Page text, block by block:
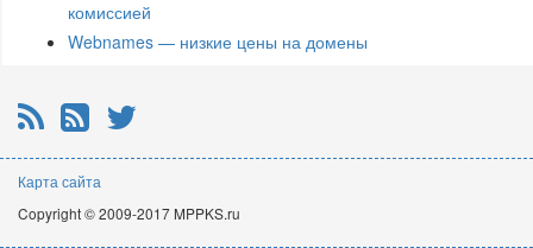
комиссией
Webnames — низкие цены на домены
RSS Почтовая рассылка
Карта сайта
Copyright © 2009-2017 MPPKS.ru